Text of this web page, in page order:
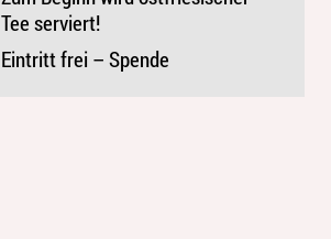
Tee serviert!
Eintritt frei – Spende